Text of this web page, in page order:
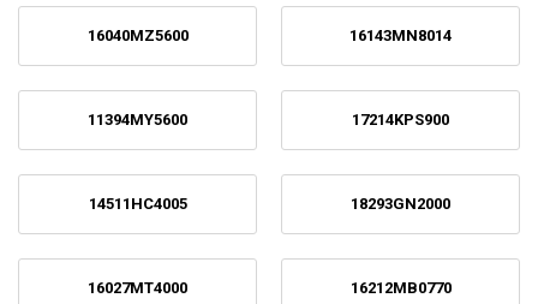
16040MZ5600 16143MN8014
11394MY5600 17214KPS900
14511HC4005 18293GN2000
16027MT4000 16212MB0770